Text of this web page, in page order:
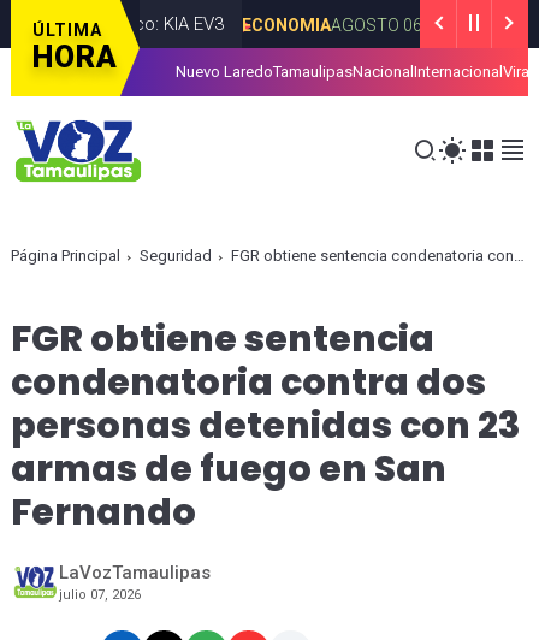
ÚLTIMA
HORA
eléctrico: KIA EV3 ECONOMIAAGOSTO 06, 2026 Entrega
la presentación de iniciativas ciudadanas en Tamaulipas
Nuevo LaredoTamaulipasNacional Internacional Viral
Página Principal Seguridad FGR obtiene sentencia condenatoria contra dos personas detenidas con 23 armas de fuego en San Fernando
FGR obtiene sentencia
condenatoria contra dos
personas detenidas con 23
armas de fuego en San
Fernando
LaVozTamaulipas
julio 07, 2026